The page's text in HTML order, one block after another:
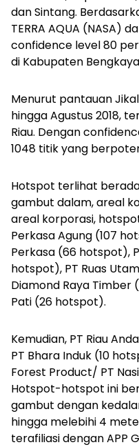
dan Sintang.
TERRA AQUA (NASA)
confidence level 80
di Kabupaten
Menurut pantauan
hingga Agustus 2018,
Riau. Dengan
1048 titik yang
Hotspot terlihat
gambut dalam, areal
areal korporasi,
Perkasa Agung (107
Perkasa (66 hotspot),
hotspot), PT Ruas
Diamond Raya Timber
Pati (26 hotspot).
Kemudian, PT Riau
PT Bhara Induk (10
Forest Product/ PT
Hotspot-hotspot ini
gambut dengan
hingga melebihi 4
terafiliasi dengan APP